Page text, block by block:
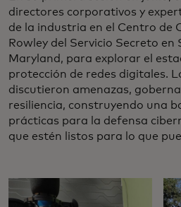
directores corporativos y
de la industria en el Centro de
Rowley del Servicio Secreto en
Maryland, para explorar el
protección de redes digitales.
discutieron amenazas,
resiliencia, construyendo una
prácticas para la defensa
que estén listos para lo que